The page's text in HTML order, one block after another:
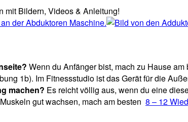
mit Bildern, Videos & Anleitung!
Wenn du Anfänger bist, mach zu Hause
1b). Im Fitnessstudio ist das Gerät für die
machen? Es reicht völlig aus, wenn du eine
gut wachsen, mach am besten 8 – 12